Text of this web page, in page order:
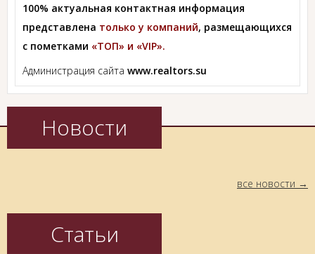
100% актуальная контактная информация
представлена только у компаний, размещающихся
с пометками «ТОП» и «VIP».
Администрация сайта www.realtors.su
Новости
все новости
Статьи